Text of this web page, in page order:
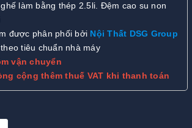
làm bằng thép 2.5li. Đệm cao su non
được phân phối bởi Nội Thất DSG Group
tiêu chuẩn nhà máy
vận chuyển
cộng thêm thuế VAT khi thanh toán